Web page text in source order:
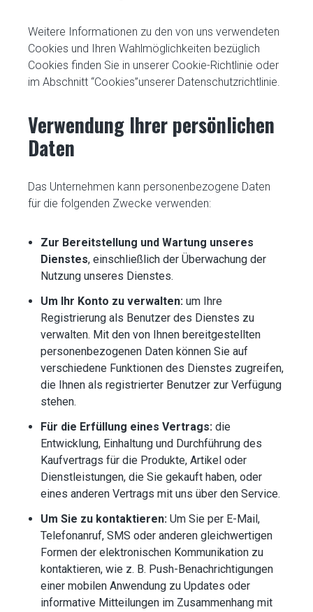
Weitere Informationen zu den von uns verwendeten
Cookies und Ihren Wahlmöglichkeiten bezüglich
Cookies finden Sie in unserer Cookie-Richtlinie oder
im Abschnitt “Cookies”unserer Datenschutzrichtlinie.
Verwendung Ihrer persönlichen
Daten
Das Unternehmen kann personenbezogene Daten
für die folgenden Zwecke verwenden:
Zur Bereitstellung und Wartung unseres
Dienstes, einschließlich der Überwachung der
Nutzung unseres Dienstes.
Um Ihr Konto zu verwalten: um Ihre
Registrierung als Benutzer des Dienstes zu
verwalten. Mit den von Ihnen bereitgestellten
personenbezogenen Daten können Sie auf
verschiedene Funktionen des Dienstes zugreifen,
die Ihnen als registrierter Benutzer zur Verfügung
stehen.
Für die Erfüllung eines Vertrags: die
Entwicklung, Einhaltung und Durchführung des
Kaufvertrags für die Produkte, Artikel oder
Dienstleistungen, die Sie gekauft haben, oder
eines anderen Vertrags mit uns über den Service.
Um Sie zu kontaktieren: Um Sie per E-Mail,
Telefonanruf, SMS oder anderen gleichwertigen
Formen der elektronischen Kommunikation zu
kontaktieren, wie z. B. Push-Benachrichtigungen
einer mobilen Anwendung zu Updates oder
informative Mitteilungen im Zusammenhang mit